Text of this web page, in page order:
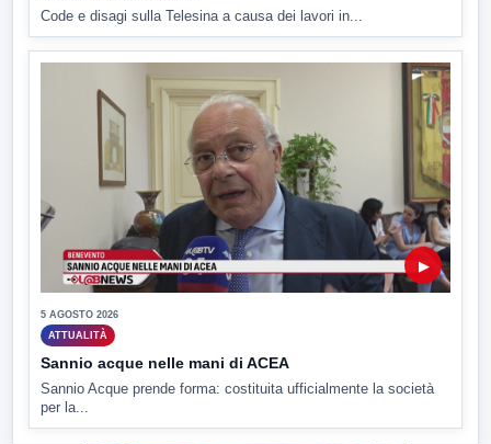
Code e disagi sulla Telesina a causa dei lavori in...
▶
5 AGOSTO 2026
ATTUALITÀ
Sannio acque nelle mani di ACEA
Sannio Acque prende forma: costituita ufficialmente la società
per la...